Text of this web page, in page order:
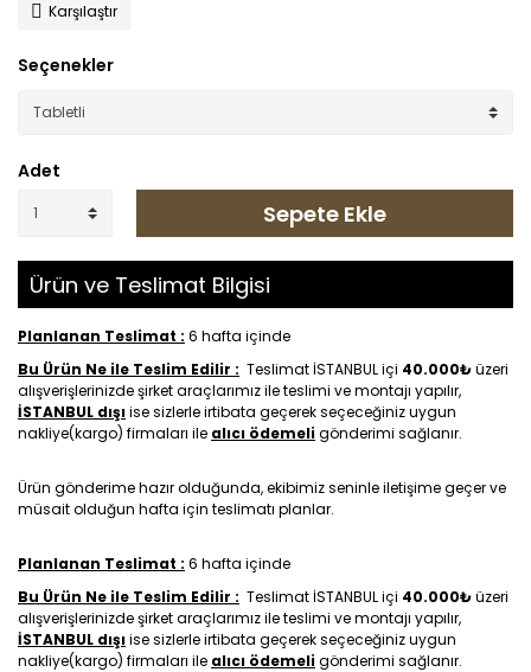
Karşılaştır
Seçenekler
Adet
Sepete Ekle
Ürün ve Teslimat Bilgisi
Planlanan Teslimat : 6 hafta içinde
Bu Ürün Ne ile Teslim Edilir : Teslimat İSTANBUL içi 40.000₺üzeri
alışverişlerinizde şirket araçlarımız ile teslimi ve montajı yapılır,
İSTANBUL dışıise sizlerle irtibata geçerek seçeceğiniz uygun
nakliye(kargo) firmaları ile alıcı ödemeligönderimi sağlanır.
Ürün gönderime hazır olduğunda, ekibimiz seninle iletişime geçer ve
müsait olduğun hafta için teslimatı planlar.
Planlanan Teslimat : 6 hafta içinde
Bu Ürün Ne ile Teslim Edilir : Teslimat İSTANBUL içi 40.000₺üzeri
alışverişlerinizde şirket araçlarımız ile teslimi ve montajı yapılır,
İSTANBUL dışıise sizlerle irtibata geçerek seçeceğiniz uygun
nakliye(kargo) firmaları ile alıcı ödemeligönderimi sağlanır.